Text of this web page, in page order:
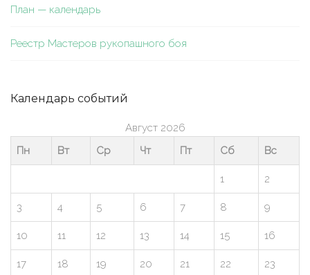
План — календарь
Реестр Мастеров рукопашного боя
Календарь событий
Август 2026
Пн
Вт Ср Чт Пт Сб Вс
1 2
3 4 5 6 7 8 9
10 11 12 13 14 15 16
17 18 19 20 21 22 23